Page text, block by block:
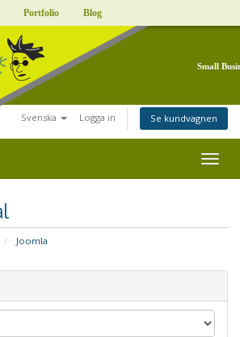
Portfolio Blog
Small
Svenska Logga in Se kundvagnen
Joomla